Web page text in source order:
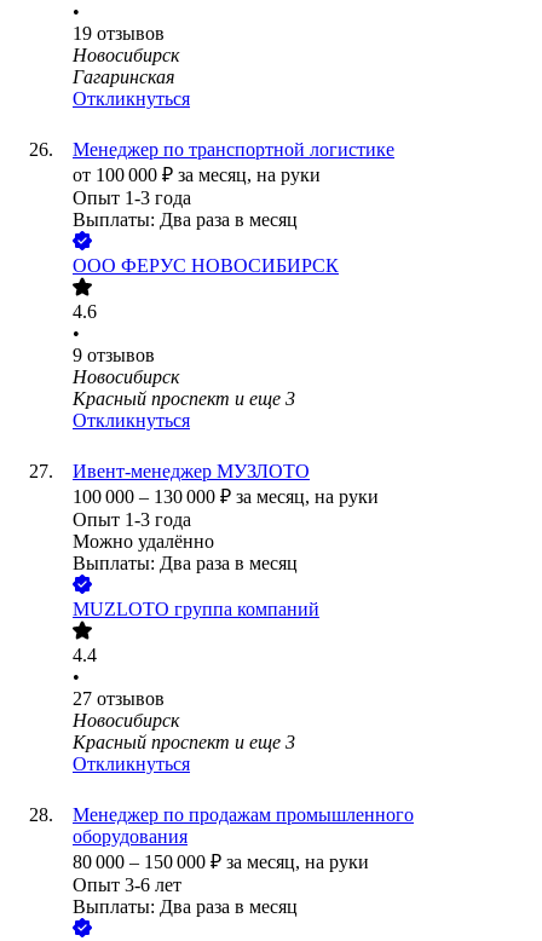
•
19 отзывов
Новосибирск
Гагаринская
Откликнуться
Менеджер по транспортной логистике
от 100 000 ₽ за месяц, на руки
Опыт 1-3 года
Выплаты: Два раза в месяц
ООО ФЕРУС НОВОСИБИРСК
4.6
•
9 отзывов
Новосибирск
Красный проспект и еще 3
Откликнуться
Ивент-менеджер МУЗЛОТО
100 000 – 130 000 ₽ за месяц, на руки
Опыт 1-3 года
Можно удалённо
Выплаты: Два раза в месяц
MUZLOTO группа компаний
4.4
•
27 отзывов
Новосибирск
Красный проспект и еще 3
Откликнуться
Менеджер по продажам промышленного
оборудования
80 000 – 150 000 ₽ за месяц, на руки
Опыт 3-6 лет
Выплаты: Два раза в месяц